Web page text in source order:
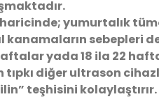
yumurtalık
kanamaların sebepleri
haftalar yada 18 ila 22
diğer ultrason
teşhisini kolaylaştırır.